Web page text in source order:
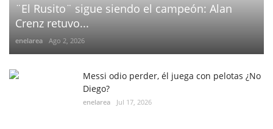
¨El Rusito¨ sigue siendo el campeón: Alan
Crenz retuvo...
enelarea Ago 2, 2026
Messi odio perder, él juega con pelotas ¿No
Diego?
enelarea Jul 17, 2026